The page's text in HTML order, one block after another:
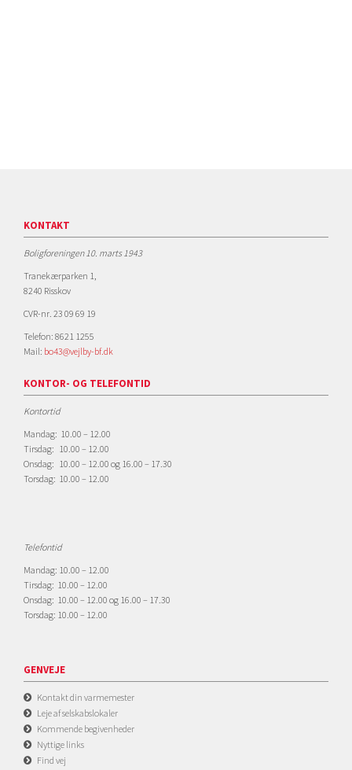
KONTAKT
Boligforeningen 10. marts 1943
Tranekærparken 1,
8240 Risskov
CVR-nr. 23 09 69 19
Telefon: 8621 1255
Mail: bo43@vejlby-bf.dk
KONTOR- OG TELEFONTID
Kontortid
Mandag: 10.00 – 12.00
Tirsdag: 10.00 – 12.00
Onsdag: 10.00 – 12.00 og 16.00 – 17.30
Torsdag: 10.00 – 12.00
Telefontid
Mandag: 10.00 – 12.00
Tirsdag: 10.00 – 12.00
Onsdag: 10.00 – 12.00 og 16.00 – 17.30
Torsdag: 10.00 – 12.00
GENVEJE
Kontakt din varmemester
Leje af selskabslokaler
Kommende begivenheder
Nyttige links
Find vej